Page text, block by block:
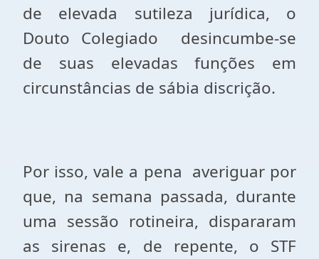
de elevada sutileza jurídica, o
Douto Colegiado
desincumbe-se
de suas elevadas funções em
circunstâncias de sábia discrição.
Por isso, vale a pena averiguar por
que, na semana passada, durante
uma sessão rotineira, dispararam
as sirenas e, de repente, o STF